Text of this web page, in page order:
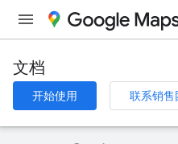
文档
开始使用 联系销售